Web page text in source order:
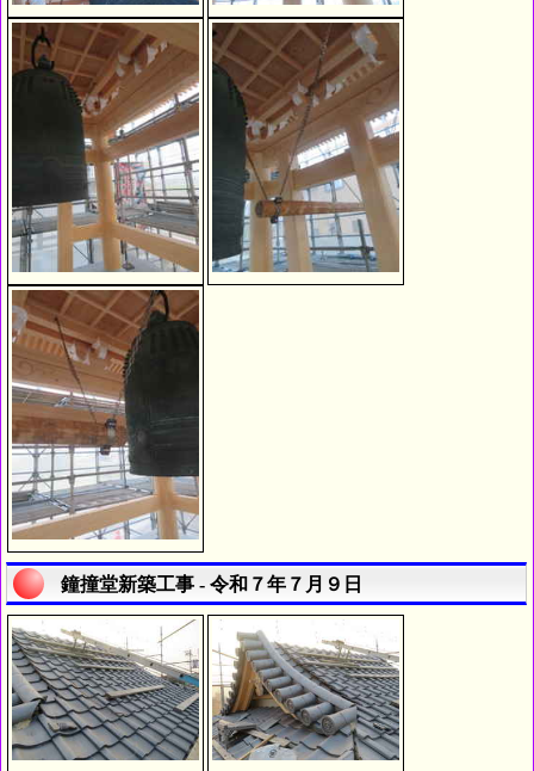
鐘撞堂新築工事 - 令和７年７月９日